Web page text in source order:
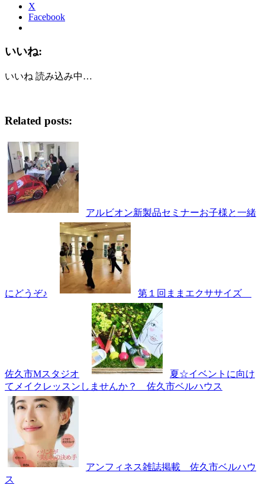
X
Facebook
いいね:
いいね 読み込み中…
Related posts:
アルビオン新製品セミナーお子様と一緒
にどうぞ♪ 第１回ままエクササイズ
佐久市Mスタジオ
夏☆イベントに向け
てメイクレッスンしませんか？ 佐久市ベルハウス
アンフィネス雑誌掲載 佐久市ベルハウ
ス